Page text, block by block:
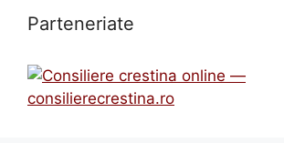
Parteneriate